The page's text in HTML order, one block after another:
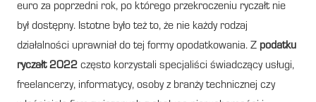
euro za poprzedni rok, po którego przekroczeniu ryczałt nie
był dostępny. Istotne było też to, że nie każdy rodzaj
działalności uprawniał do tej formy opodatkowania. Z podatku
ryczałt 2022 często korzystali specjaliści świadczący usługi,
freelancerzy, informatycy, osoby z branży technicznej czy